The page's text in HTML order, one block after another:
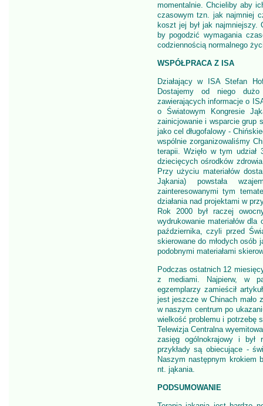
momentalnie. Chcieliby aby
czasowym tzn. jak najmniej
koszt jej był jak najmniejszy.
by pogodzić wymagania
codziennością normalnego
WSPÓŁPRACA Z ISA
Działający w ISA Stefan
Dostajemy od niego
zawierających informacje o
o Światowym Kongresie
zainicjowanie i wsparcie grup
jako cel długofalowy -
wspólnie zorganizowaliśmy
terapii. Wzięło w tym
dziecięcych ośrodków
Przy użyciu materiałów
Jąkania) powstała
zainteresowanymi tym
działania nad projektami w
Rok 2000 był raczej
wydrukowanie materiałów
października, czyli przed
skierowane do młodych
podobnymi materiałami
Podczas ostatnich 12
z mediami. Najpierw, w
egzemplarzy zamieścił
jest jeszcze w Chinach mało
w naszym centrum po
wielkość problemu i potrzebę
Telewizja Centralna
zasięg ogólnokrajowy i był
przykłady są obiecujące -
Naszym następnym krokiem
nt. jąkania.
PODSUMOWANIE